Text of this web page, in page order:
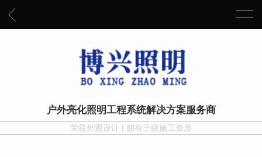
户外亮化照明工程系统解决方案服务商
荣获外观设计 | 拥有三级施工资质